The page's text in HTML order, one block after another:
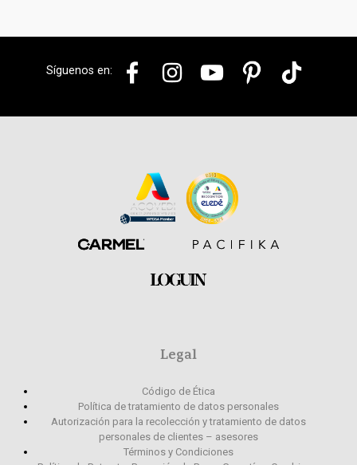
Síguenos en:
Legal
Código de Ética
Política de tratamiento de datos personales
Autorización para la recolección y tratamiento de datos
personales de clientes – asesores
Términos y Condiciones